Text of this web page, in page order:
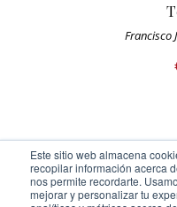
Este sitio web almacena
recopilar información acerca
nos permite recordarte.
mejorar y personalizar tu
Francisco